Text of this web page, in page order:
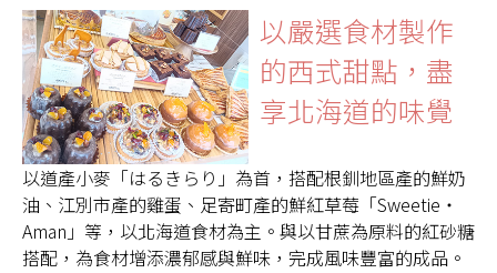
以嚴選食材製作
的西式甜點，盡
享北海道的味覺
以道產小麥「はるきらり」為首，搭配根釧地區產的鮮奶
油、江別市產的雞蛋、足寄町產的鮮紅草莓「Sweetie・
Aman」等，以北海道食材為主。與以甘蔗為原料的紅砂糖
搭配，為食材增添濃郁感與鮮味，完成風味豐富的成品。